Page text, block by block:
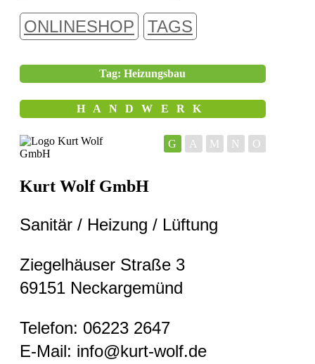
ONLINESHOP TAGS
Tag: Heizungsbau
HANDWERK
O
N
M
A
G
Kurt Wolf GmbH
Sanitär / Heizung / Lüftung
Ziegelhäuser Straße 3
69151 Neckargemünd
Telefon: 06223 2647
E-Mail: info@kurt-wolf.de